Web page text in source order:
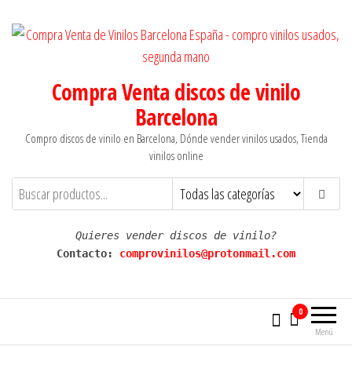
Compra Venta discos de vinilo
Barcelona
Compro discos de vinilo en Barcelona, Dónde vender vinilos usados, Tienda
vinilos online
Quieres vender discos de vinilo?
Contacto: comprovinilos@protonmail.com
Menú
0